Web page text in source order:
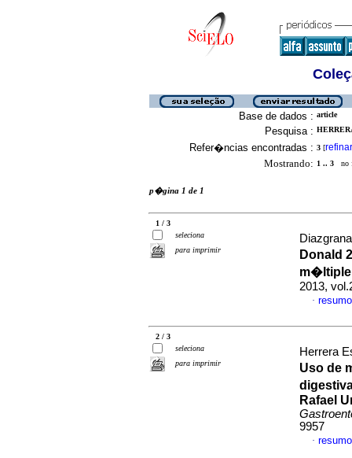
Base de dados : article
Pesquisa :
Refer�ncias encontradas : 3 [refinar
Mostrando: 1 .. 3 no
p�gina 1 de 1
1 / 3
seleciona
para imprimir
Donald
m�ltiple
2013,
·
2 / 3
seleciona
para imprimir
Herrera
Uso de
Rafael
9957
·